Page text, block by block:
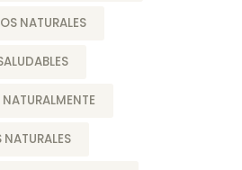
NATURALES
NATURALMENTE
NATURALES